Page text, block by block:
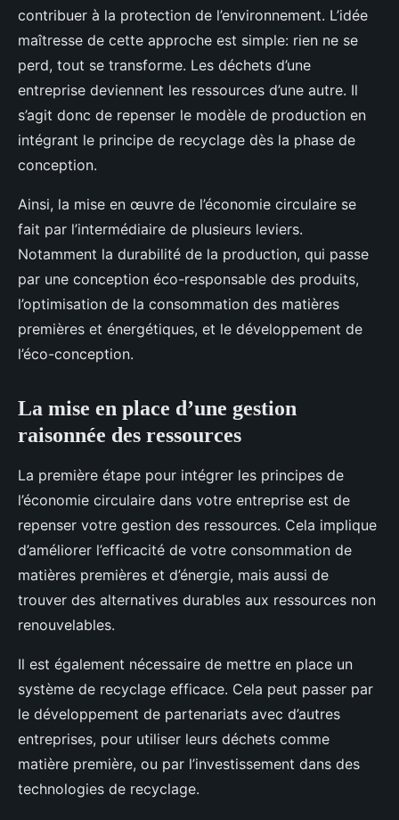
contribuer à la protection de l’environnement. L’idée
maîtresse de cette approche est simple: rien ne se
perd, tout se transforme. Les déchets d’une
entreprise deviennent les ressources d’une autre. Il
s’agit donc de repenser le modèle de production en
intégrant le principe de recyclage dès la phase de
conception.
Ainsi, la mise en œuvre de l’économie circulaire se
fait par l’intermédiaire de plusieurs leviers.
Notamment la durabilité de la production, qui passe
par une conception éco-responsable des produits,
l’optimisation de la consommation des matières
premières et énergétiques, et le développement de
l’éco-conception.
La mise en place d’une gestion
raisonnée des ressources
La première étape pour intégrer les principes de
l’économie circulaire dans votre entreprise est de
repenser votre gestion des ressources. Cela implique
d’améliorer l’efficacité de votre consommation de
matières premières et d’énergie, mais aussi de
trouver des alternatives durables aux ressources non
renouvelables.
Il est également nécessaire de mettre en place un
système de recyclage efficace. Cela peut passer par
le développement de partenariats avec d’autres
entreprises, pour utiliser leurs déchets comme
matière première, ou par l’investissement dans des
technologies de recyclage.